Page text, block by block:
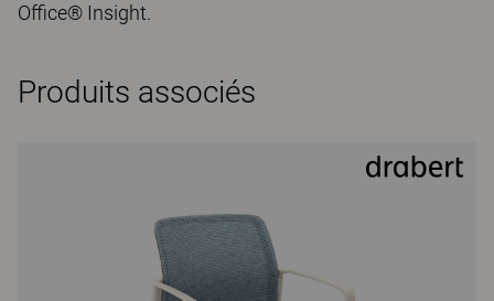
Office® Insight.
Produits associés